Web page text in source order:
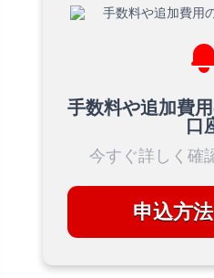
手数料や追加費
口
今すぐ詳しく確
申込方